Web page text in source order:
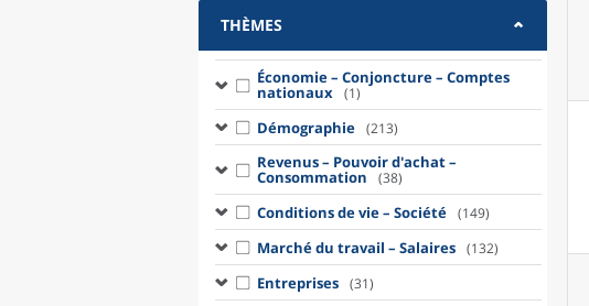
THÈMES
Économie – Conjoncture – Comptes
nationaux (1)
Démographie (213)
Revenus – Pouvoir d'achat –
Consommation (38)
Conditions de vie – Société (149)
Marché du travail – Salaires (132)
Entreprises (31)